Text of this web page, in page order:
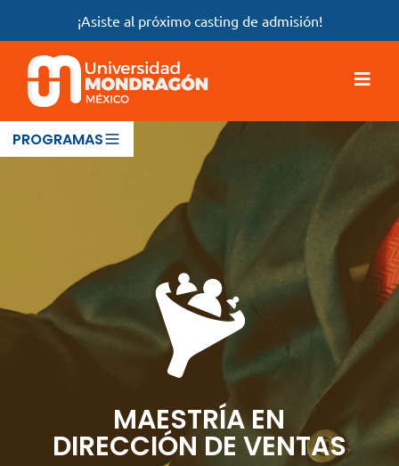
¡Asiste al próximo casting de admisión!
PROGRAMAS
MAESTRÍA EN
DIRECCIÓN DE VENTAS